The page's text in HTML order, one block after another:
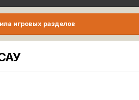
игровых разделов